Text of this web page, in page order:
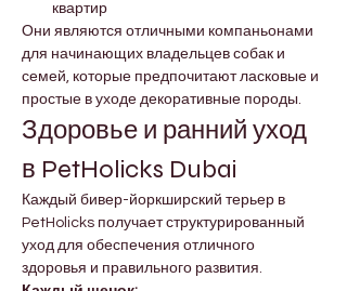
квартир
Они являются отличными компаньонами
для начинающих владельцев собак и
семей, которые предпочитают ласковые и
простые в уходе декоративные породы.
Здоровье и ранний уход
в PetHolicks Dubai
Каждый бивер-йоркширский терьер в
PetHolicks получает структурированный
уход для обеспечения отличного
здоровья и правильного развития.